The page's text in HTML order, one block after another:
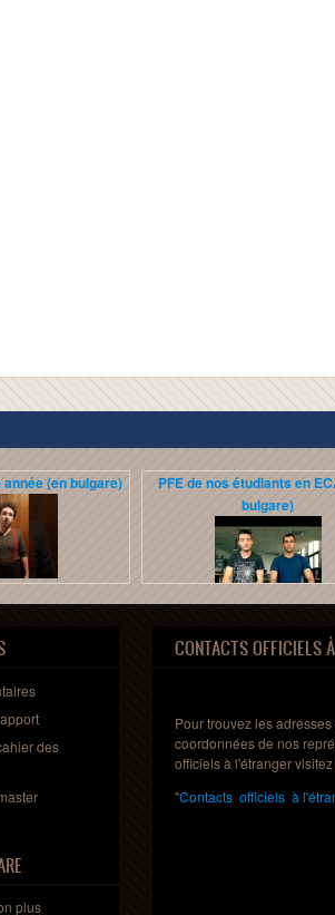
(en bulgare)
PFE de nos étudiants en
bulgare)
des
plus
CONTACTS OFFICIELS
Pour trouvez les adresses
coordonnées de nos
officiels à l'étranger
"Contacts officiels à